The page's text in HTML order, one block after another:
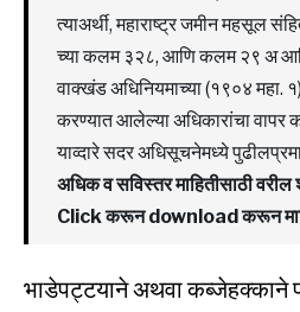
त्याअर्थी, महाराष्ट्र जमीन महसूल
च्या कलम ३२८, आणि कलम २९ अ आणि
वाक्खंड अधिनियमाच्या (१९०४ महा.
करण्यात आलेल्या अधिकारांचा वापर
याव्दारे सदर अधिसूचनेमध्ये
अधिक व सविस्तर माहितीसाठी वरील
Click करून download करून
भाडेपट्टयाने अथवा कब्जेहक्काने